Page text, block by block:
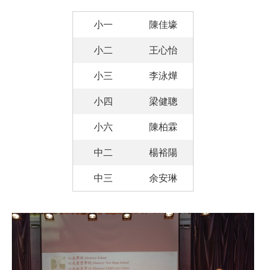
小一 陳佳壕
小二 王心怡
小三 李泳燁
小四 梁健聰
小六 陳柏霖
中二 楊裕陽
中三 余安琳